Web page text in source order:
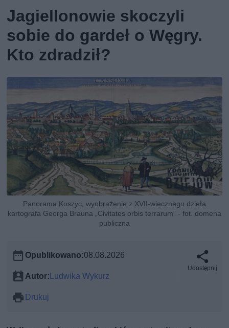
Jagiellonowie skoczyli
sobie do gardeł o Węgry.
Kto zdradził?
Panorama Koszyc, wyobrażenie z XVII-wiecznego dzieła
kartografa Georga Brauna „Civitates orbis terrarum” - fot. domena
publiczna
Opublikowano:08.08.2026
Autor:Ludwika Wykurz
Drukuj
Udostępnij